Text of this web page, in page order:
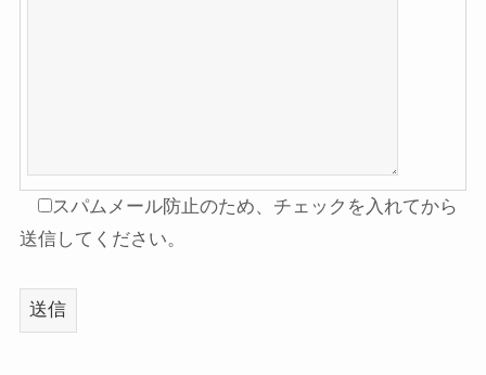
スパムメール防止のため、チェックを入れてから
送信してください。